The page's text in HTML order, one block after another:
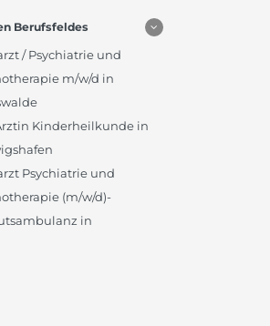
Berufsfeldes
/ Psychiatrie und
m/w/d in
Kinderheilkunde in
Psychiatrie und
(m/w/d)-
in